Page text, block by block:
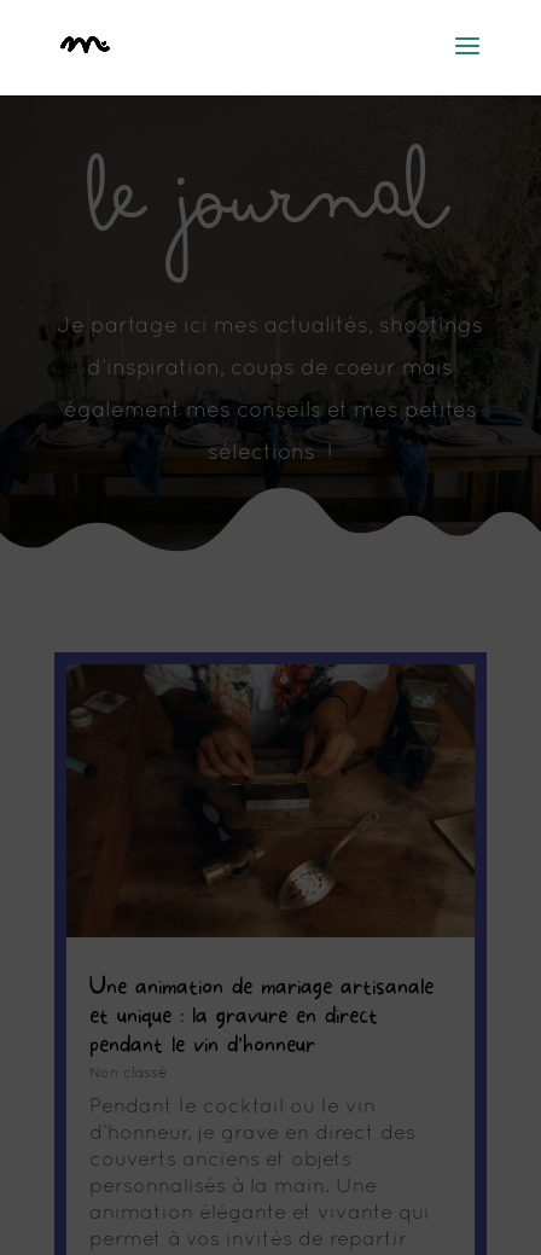
LE JOURNAL
Je partage ici mes actualités, shootings
d’inspiration, coups de coeur mais
également mes conseils et mes petites
sélections !
Une animation de mariage artisanale
et unique : la gravure en direct
pendant le vin d’honneur
Non classé
Pendant le cocktail ou le vin
d’honneur, je grave en direct des
couverts anciens et objets
personnalisés à la main. Une
animation élégante et vivante qui
permet à vos invités de repartir